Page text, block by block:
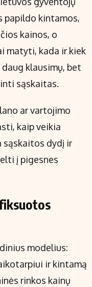
papildo kintamos,
kainos, o
matyti, kada ir kiek
klausimų, bet
sąskaitas.
ar vartojimo
kaip veikia
sąskaitos dydį ir
į pigesnes
modelius:
ir kintamą
rinkos kainų